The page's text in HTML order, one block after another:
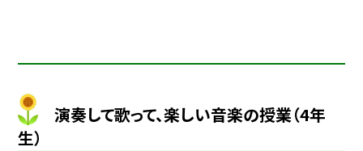
演奏して歌って、楽しい音楽の授業（4年
生）